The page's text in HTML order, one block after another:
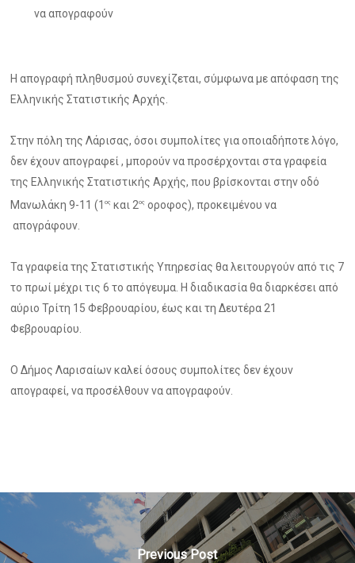
να απογραφούν
Η απογραφή πληθυσμού συνεχίζεται, σύμφωνα με απόφαση της
Ελληνικής Στατιστικής Αρχής.
Στην πόλη της Λάρισας, όσοι συμπολίτες για οποιαδήποτε λόγο,
δεν έχουν απογραφεί , μπορούν να προσέρχονται στα γραφεία
της Ελληνικής Στατιστικής Αρχής, που βρίσκονται στην οδό
Μανωλάκη 9-11 (1ος και 2ος οροφος), προκειμένου να
απογράφουν.
Τα γραφεία της Στατιστικής Υπηρεσίας θα λειτουργούν από τις 7
το πρωί μέχρι τις 6 το απόγευμα. Η διαδικασία θα διαρκέσει από
αύριο Τρίτη 15 Φεβρουαρίου, έως και τη Δευτέρα 21
Φεβρουαρίου.
Ο Δήμος Λαρισαίων καλεί όσους συμπολίτες δεν έχουν
απογραφεί, να προσέλθουν να απογραφούν.
Previous Post